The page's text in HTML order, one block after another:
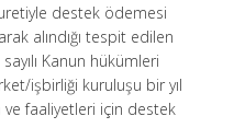
destek ödemesi
alındığı tespit edilen
Kanun hükümleri
işbirliği kuruluşu bir yıl
faaliyetleri için destek